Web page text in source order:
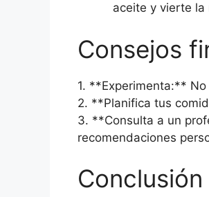
aceite y vierte la
Consejos
1. **Experimenta:**
2. **Planifica tus
3. **Consulta a un
recomendaciones
Conclusión